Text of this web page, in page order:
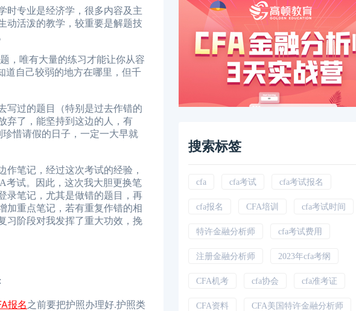
专业是经济学，很多内容及主
动活泼的教学，较重要是解题技
，唯有大量的练习才能让你从容
道自己较弱的地方在哪里，但千
过的题目（特别是过去作错的
弃了，能坚持到这边的人，有
惜请假的日子，一定一大早就
笔记，经过这次考试的经验，
考试。因此，这次我大胆更换笔
录笔记，尤其是做错的题目，再
加重点笔记，若有重复作错的相
习阶段对我发挥了重大功效，挽
报名之前要把护照办理好.护照类
搜索标签
cfa cfa考试 cfa考试报名
cfa报名 CFA培训 cfa考试时间
特许金融分析师 cfa考试费用
注册金融分析师 2023年cfa考纲
CFA机考 cfa协会 cfa准考证
CFA资料 CFA美国特许金融分析师